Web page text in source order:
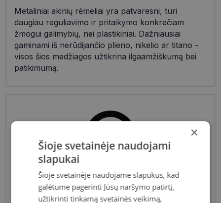
Metaliniai akinių rėmeliai yra patvaresni, turi
daugiau reguliavimo ir pritaikymo konkrečiam
žmogui galimybių, nei plastikiniai. Dažniausiai
gaminami iš nerūdijančio plieno, nikelio ar titano -
visos šios medžiagos užtikrina ilgaamžiškumą bei
patikimumą.
Akiniai moterims dažniausiai pasižymi subtiliais
dizaino elementais, suteikiančiais harmoningą bei
×
Šioje svetainėje naudojami
slapukai
Šioje svetainėje naudojame slapukus, kad
galėtume pagerinti Jūsų naršymo patirtį,
užtikrinti tinkamą svetainės veikimą,